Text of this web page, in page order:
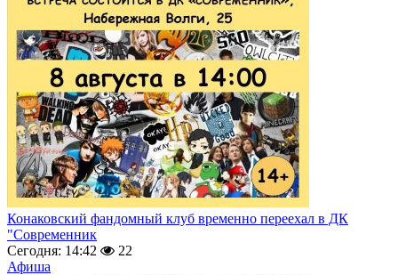
Конаковский фандомный клуб временно переехал в ДК
"Современник
Сегодня: 14:42
22
Афиша